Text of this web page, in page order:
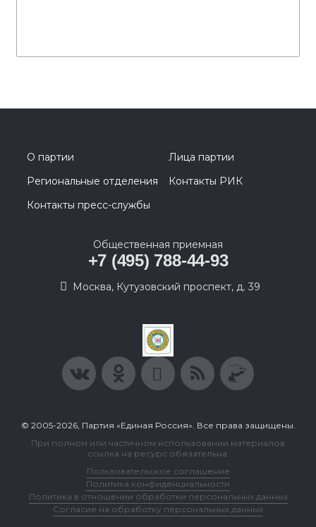
О партии
Лица партии
Региональные отделения
Контакты РИК
Контакты пресс-службы
Общественная приемная
+7 (495) 788-44-93
Москва, Кутузовский проспект, д. 39
© 2005-2026, Партия «Единая Россия». Все права защищены.
При полном или частичном использовании материалов
ссылка на ресурс обязательна.
Пользовательское соглашение
Политика конфиденциальности
Политика в отношении обработки персональных данных
Согласие на обработку персональных данных